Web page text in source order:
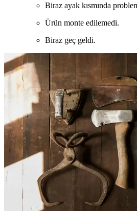
Biraz ayak kısmında
Ürün monte edilemedi.
Biraz geç geldi.